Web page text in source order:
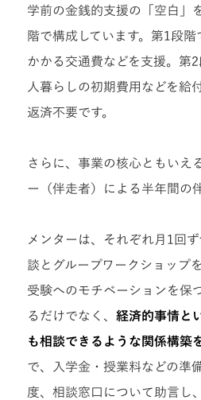
学前の金銭的支援の「空白」
階で構成しています。第1段
かかる交通費などを支援。第
人暮らしの初期費用などを給
返済不要です。
さらに、事業の核心ともいえ
ー（伴走者）による半年間の
メンターは、それぞれ月1回
談とグループワークショップ
受験へのモチベーションを保
るだけでなく、 経済的事情と
も相談できるような関係構築
で、入学金・授業料などの準
度、相談窓口について助言し、